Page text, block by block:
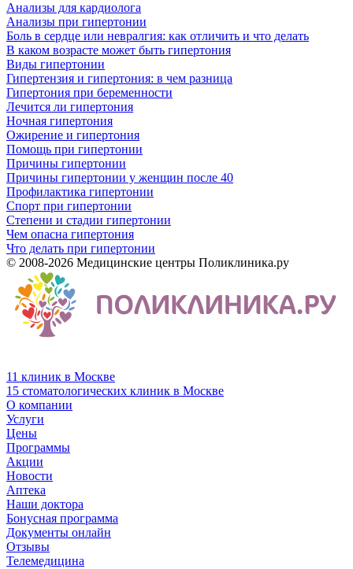
Анализы для кардиолога
Анализы при гипертонии
Боль в сердце или невралгия: как отличить и что делать
В каком возрасте может быть гипертония
Виды гипертонии
Гипертензия и гипертония: в чем разница
Гипертония при беременности
Лечится ли гипертония
Ночная гипертония
Ожирение и гипертония
Помощь при гипертонии
Причины гипертонии
Причины гипертонии у женщин после 40
Профилактика гипертонии
Спорт при гипертонии
Степени и стадии гипертонии
Чем опасна гипертония
Что делать при гипертонии
© 2008-2026 Медицинские центры Поликлиника.ру
11 клиник в Москве
15 стоматологических клиник в Москве
О компании
Услуги
Цены
Программы
Акции
Новости
Аптека
Наши доктора
Бонусная программа
Документы онлайн
Отзывы
Телемедицина